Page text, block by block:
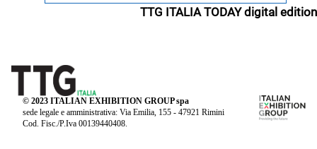
TTG ITALIA TODAY digital edition
© 2023 ITALIAN EXHIBITION GROUP spa
sede legale e amministrativa: Via Emilia, 155 - 47921 Rimini
Cod. Fisc./P.Iva 00139440408.